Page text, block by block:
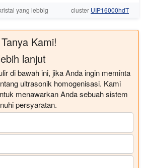
yang lebbig cluster UIP16000hdT
Kami!
lanjut
di bawah ini, jika Anda ingin meminta
ultrasonik homogenisasi. Kami
menawarkan Anda sebuah sistem
persyaratan.